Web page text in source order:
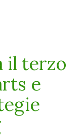
il terzo
e